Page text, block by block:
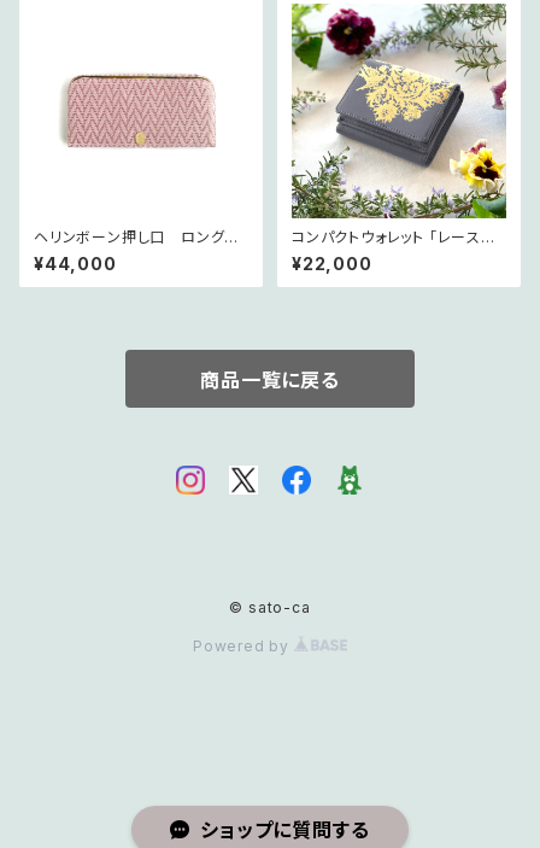
ショップに質問する
ヘリンボーン押し口 ロングウ
ォレット ~les chevrons~ スリ
ズィエ
¥44,000
コンパクトウォレット 「レースの
庭」よりビオラの咲く ~petit jar
din~ グリ
¥22,000
商品一覧に戻る
© sato-ca
Powered by